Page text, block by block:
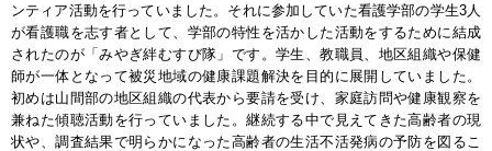
ンティア活動を行っていました。それに参加していた看護学部の学生3人
が看護職を志す者として、学部の特性を活かした活動をするために結成
されたのが「みやぎ絆むすび隊」です。学生、教職員、地区組織や保健
師が一体となって被災地域の健康課題解決を目的に展開していました。
初めは山間部の地区組織の代表から要請を受け、家庭訪問や健康観察を
兼ねた傾聴活動を行っていました。継続する中で見えてきた高齢者の現
状や、調査結果で明らかになった高齢者の生活不活発病の予防を図るこ